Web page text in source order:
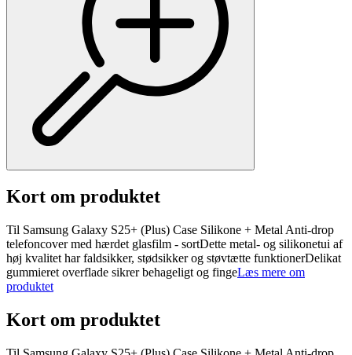
Kort om produktet
Til Samsung Galaxy S25+ (Plus) Case Silikone + Metal Anti-drop
telefoncover med hærdet glasfilm - sortDette metal- og silikonetui af
høj kvalitet har faldsikker, stødsikker og støvtætte funktionerDelikat
gummieret overflade sikrer behageligt og fingeLæs mere om
produktet
Kort om produktet